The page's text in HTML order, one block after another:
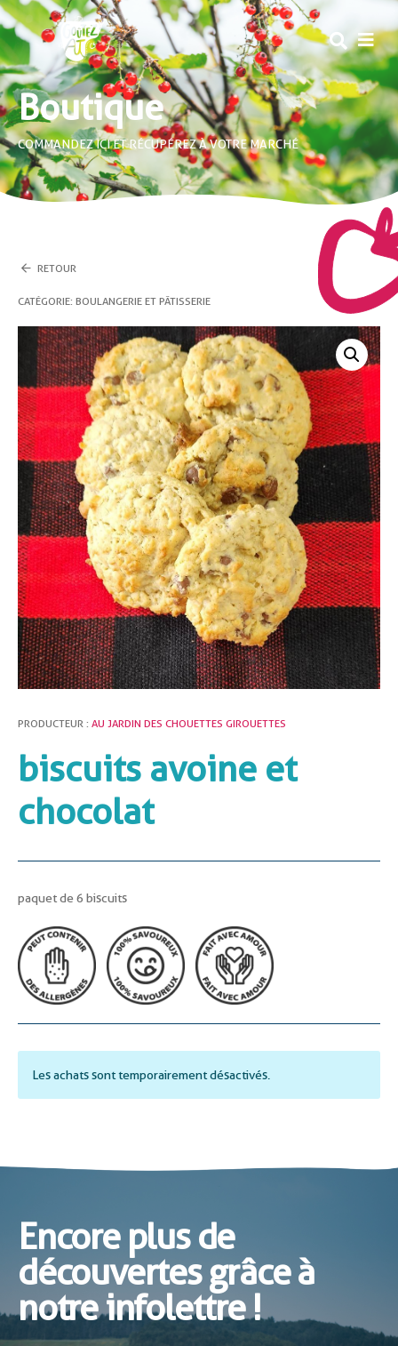
Boutique
COMMANDEZ ICI ET RÉCUPÉREZ À VOTRE MARCHÉ
RETOUR
CATÉGORIE :BOULANGERIE ET PÂTISSERIE
PRODUCTEUR :AU JARDIN DES CHOUETTES GIROUETTES
biscuits avoine et
chocolat
paquet de 6 biscuits
Les achats sont temporairement désactivés.
Encore plus de
découvertes grâce à
notre infolettre !